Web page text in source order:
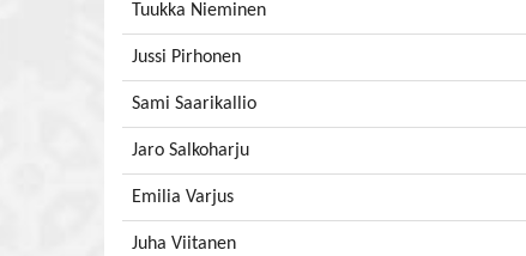
Tuukka Nieminen
Jussi Pirhonen
Sami Saarikallio
Jaro Salkoharju
Emilia Varjus
Juha Viitanen